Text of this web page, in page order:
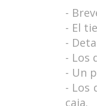
-
- El
-
- Los
- Un
- Los
caja.